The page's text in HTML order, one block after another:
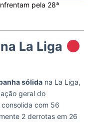
pela 28ª
La Liga
sólida na La Liga,
geral do
com 56
2 derrotas em 26